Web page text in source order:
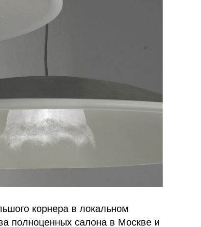
корнера в локальном
полноценных салона в Москве и